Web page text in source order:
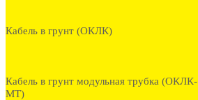
Кабель в грунт (ОКЛК)
Кабель в грунт модульная трубка (ОКЛК-
МТ)